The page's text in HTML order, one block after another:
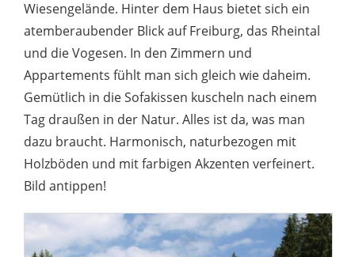
Wiesengelände. Hinter dem Haus bietet sich ein
atemberaubender Blick auf Freiburg, das Rheintal
und die Vogesen. In den Zimmern und
Appartements fühlt man sich gleich wie daheim.
Gemütlich in die Sofakissen kuscheln nach einem
Tag draußen in der Natur. Alles ist da, was man
dazu braucht. Harmonisch, naturbezogen mit
Holzböden und mit farbigen Akzenten verfeinert.
Bild antippen!